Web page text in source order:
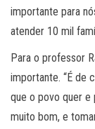
importante para
atender 10 mil
Para o professor
importante. “É de
que o povo quer e
muito bom, e